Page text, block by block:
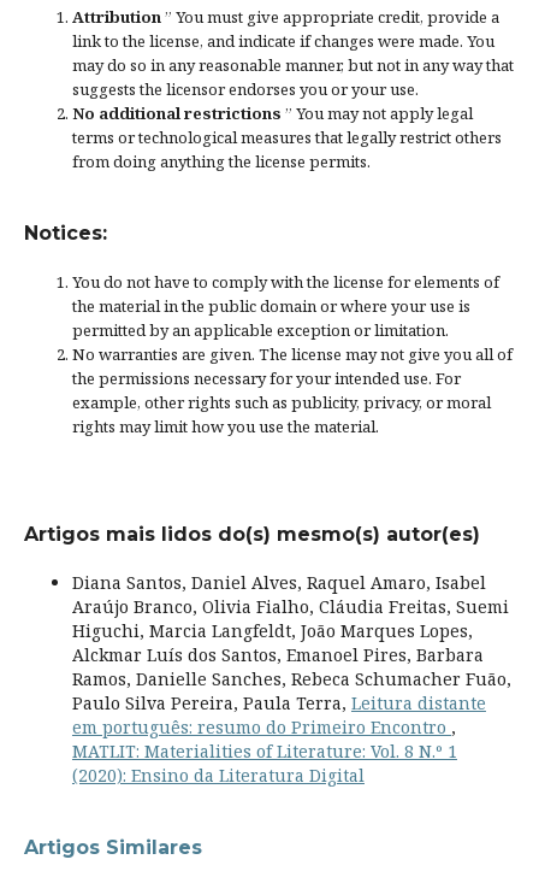
Attribution” You must give appropriate credit, provide a
link to the license, andindicate if changes were made. You
may do so in any reasonable manner, but not in any way that
suggests the licensor endorses you or your use.
No additional restrictions ” You may not apply legal
terms ortechnological measuresthat legally restrict others
from doing anything the license permits.
Notices:
You do not have to comply with the license for elements of
the material in the public domain or where your use is
permitted by an applicable exception or limitation.
No warranties are given. The license may not give you all of
the permissions necessary for your intended use. For
example, other rights such as publicity, privacy, or moral
rights may limit how you use the material.
Artigos mais lidos do(s) mesmo(s) autor(es)
Diana Santos, Daniel Alves, Raquel Amaro, Isabel
Araújo Branco, Olivia Fialho, Cláudia Freitas, Suemi
Higuchi, Marcia Langfeldt, João Marques Lopes,
Alckmar Luís dos Santos, Emanoel Pires, Barbara
Ramos, Danielle Sanches, Rebeca Schumacher Fuão,
Paulo Silva Pereira, Paula Terra, Leitura distante
em português: resumo do Primeiro Encontro ,
MATLIT: Materialities of Literature: Vol. 8 N.º 1
(2020): Ensino da Literatura Digital
Artigos Similares